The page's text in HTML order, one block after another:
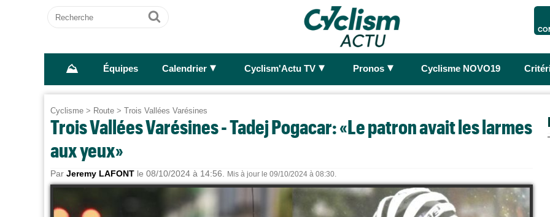
Recherche
Ok
⛰ Équipes Calendrier ► Cyclism'Actu TV ► Pronos ► Cyclisme NOVO19
Cyclisme > Route > Trois Vallées Varésines
Trois Vallées Varésines - Tadej Pogacar: «Le patron avait les larmes
aux yeux»
Par Jeremy LAFONT le 08/10/2024 à 14:56. Mis à jour le 09/10/2024 à 08:30.